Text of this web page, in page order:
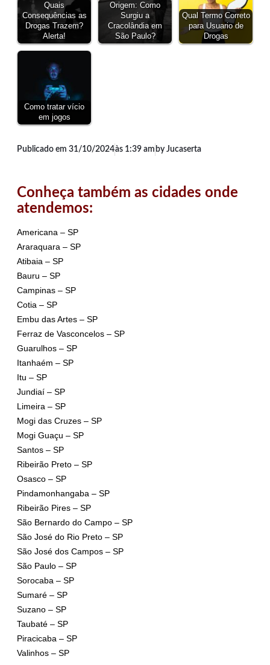
Quais
Consequências as
Drogas Trazem?
Alerta!
Origem: Como
Surgiu a
Cracolândia em
São Paulo?
Qual Termo Correto
para Usuario de
Drogas
Como tratar vício
em jogos
Publicado em 31/10/2024às 1:39 am by Jucaserta
Conheça também as cidades onde
atendemos:
Americana – SP
Araraquara – SP
Atibaia – SP
Bauru – SP
Campinas – SP
Cotia – SP
Embu das Artes – SP
Ferraz de Vasconcelos – SP
Guarulhos – SP
Itanhaém – SP
Itu – SP
Jundiaí – SP
Limeira – SP
Mogi das Cruzes – SP
Mogi Guaçu – SP
Santos – SP
Ribeirão Preto – SP
Osasco – SP
Pindamonhangaba – SP
Ribeirão Pires – SP
São Bernardo do Campo – SP
São José do Rio Preto – SP
São José dos Campos – SP
São Paulo – SP
Sorocaba – SP
Sumaré – SP
Suzano – SP
Taubaté – SP
Piracicaba – SP
Valinhos – SP